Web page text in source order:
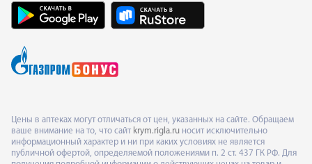
Цены в аптеках могут отличаться от цен, указанных на сайте. Обращаем
ваше внимание на то, что сайт krym.rigla.ru носит исключительно
информационный характер и ни при каких условиях не является
публичной офертой, определяемой положениями п. 2 ст. 437 ГК РФ. Для